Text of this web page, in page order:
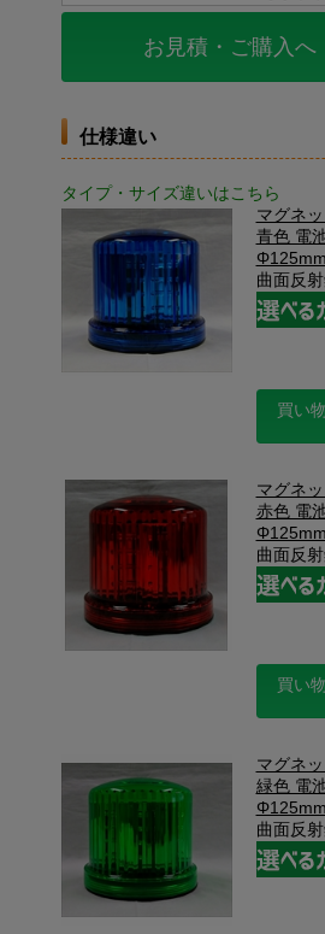
お見積・ご購入へ
仕様違い
タイプ・サイズ違いはこちら
マグネ
青色 電
曲面反
買い
マグネ
赤色 電
曲面反
買い
マグネ
緑色 電
曲面反